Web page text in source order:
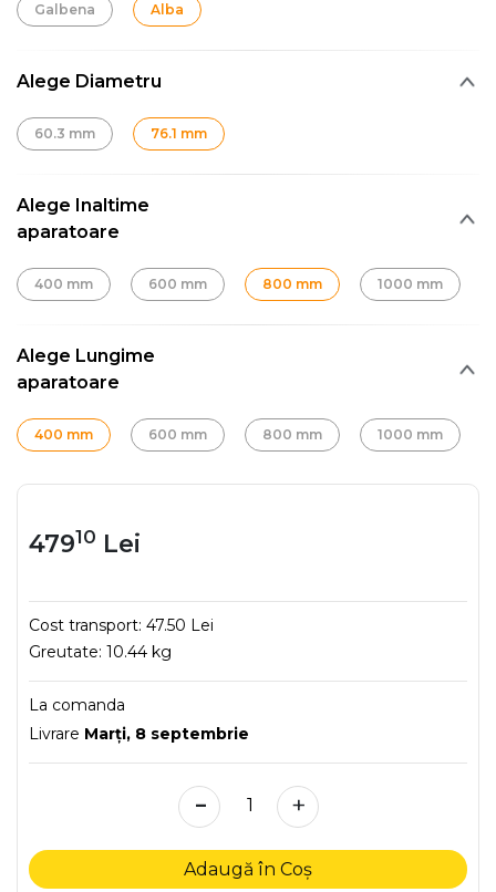
Galbena Alba
Alege Diametru
60.3 mm 76.1 mm
Alege Inaltime
aparatoare
400 mm 600 mm 800 mm 1000 mm
Alege Lungime
aparatoare
400 mm 600 mm 800 mm 1000 mm
47910 Lei
Cost transport: 47.50 Lei
Greutate: 10.44 kg
La comanda
Livrare Marţi, 8 septembrie
- +
Adaugă în Coș